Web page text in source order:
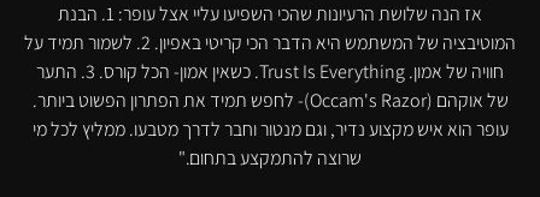
אז הנה שלושת הרעיונות שהכי השפיעו עליי אצל עופר: 1. הבנת
המוטיבציה של המשתמש היא הדבר הכי קריטי באפיון. 2. לשמור תמיד על
חוויה של אמון. Trust Is Everything. כשאין אמון- הכל קורס. 3. התער
של אוקהם (Occam's Razor)- לחפש תמיד את הפתרון הפשוט ביותר.
עופר הוא איש מקצוע נדיר, וגם מנטור וחבר לדרך מטבעו. ממליץ לכל מי
שרוצה להתמקצע בתחום."